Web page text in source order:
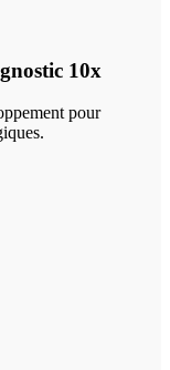
10x
pour